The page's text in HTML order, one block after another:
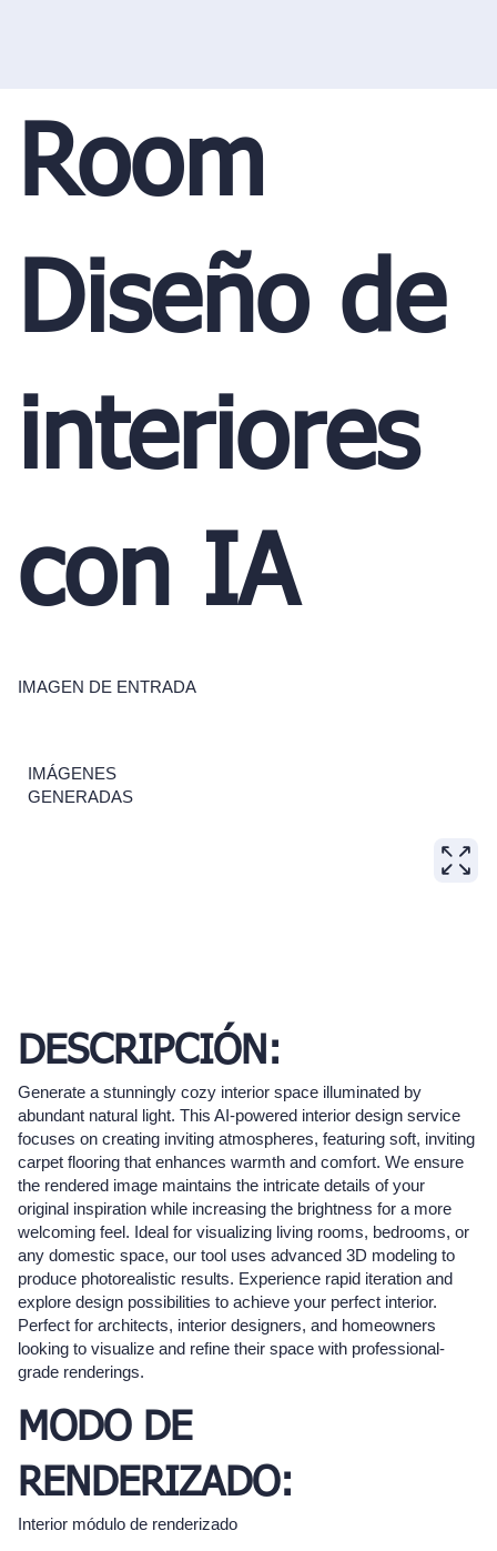
Room
Diseño de
interiores
con IA
IMAGEN DE ENTRADA
IMÁGENES
GENERADAS
DESCRIPCIÓN:
Generate a stunningly cozy interior space illuminated by
abundant natural light. This AI-powered interior design service
focuses on creating inviting atmospheres, featuring soft, inviting
carpet flooring that enhances warmth and comfort. We ensure
the rendered image maintains the intricate details of your
original inspiration while increasing the brightness for a more
welcoming feel. Ideal for visualizing living rooms, bedrooms, or
any domestic space, our tool uses advanced 3D modeling to
produce photorealistic results. Experience rapid iteration and
explore design possibilities to achieve your perfect interior.
Perfect for architects, interior designers, and homeowners
looking to visualize and refine their space with professional-
grade renderings.
MODO DE
RENDERIZADO:
Interior módulo de renderizado